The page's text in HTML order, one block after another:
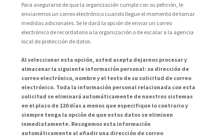
Para asegurarse de que la organización cumple con su petición, le
enviaremos un correo electrónico cuando llegue el momento de tomar
medidas adicionales. Se le dará la opción de enviar un correo
electrónico de recordatorio a la organización o de escalar a la agencia
local de protección de datos.
Al seleccionar esta opción, usted acepta dejarnos procesar y
almacenar la siguiente información personal: su dirección de
correo electrónico, nombre y el texto de su solicitud de correo
electrónico. Toda la información personal relacionada con esta
solicitud se eliminará automáticamente de nuestros sistemas
en el plazo de 120 días a menos que especifique lo contrario y
siempre tenga la opción de que estos datos se eliminen
inmediatamente. Recogemos esta información
automáticamente al añadir una dirección de correo